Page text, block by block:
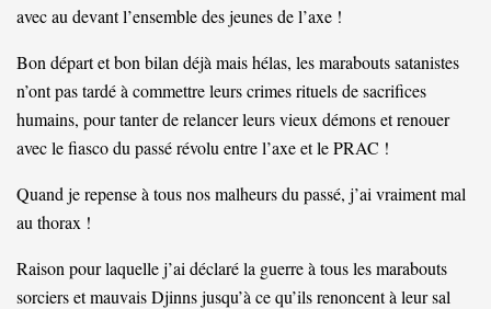
avec au devant l’ensemble des jeunes de l’axe !
Bon départ et bon bilan déjà mais hélas, les marabouts satanistes
n’ont pas tardé à commettre leurs crimes rituels de sacrifices
humains, pour tanter de relancer leurs vieux démons et renouer
avec le fiasco du passé révolu entre l’axe et le PRAC !
Quand je repense à tous nos malheurs du passé, j’ai vraiment mal
au thorax !
Raison pour laquelle j’ai déclaré la guerre à tous les marabouts
sorciers et mauvais Djinns jusqu’à ce qu’ils renoncent à leur sal